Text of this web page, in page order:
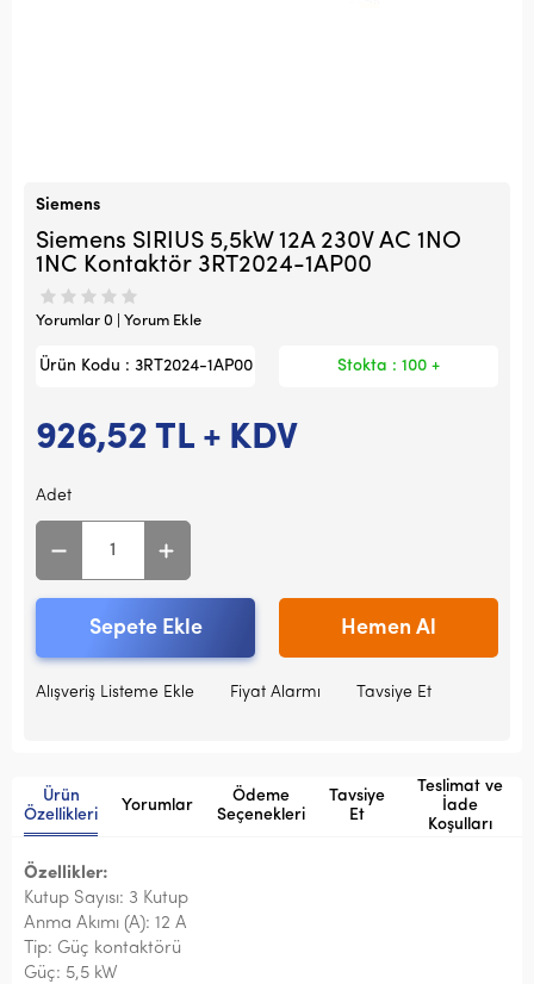
Siemens
Siemens SIRIUS 5,5kW 12A 230V AC 1NO
1NC Kontaktör 3RT2024-1AP00
Yorumlar 0 | Yorum Ekle
Ürün Kodu : 3RT2024-1AP00 Stokta : 100 +
926,52 TL + KDV
Adet
Sepete Ekle Hemen Al
Alışveriş Listeme Ekle Fiyat Alarmı Tavsiye Et
Ürün
Özellikleri
Yorumlar
Ödeme
Seçenekleri
Tavsiye
Et
Teslimat ve
İade
Koşulları
Özellikler:
Kutup Sayısı: 3 Kutup
Anma Akımı (A): 12 A
Tip: Güç kontaktörü
Güç: 5,5 kW